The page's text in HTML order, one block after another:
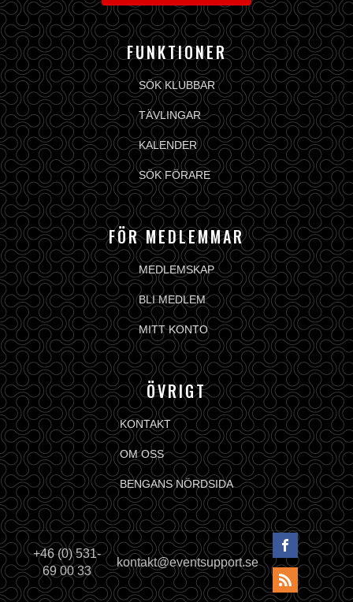
FUNKTIONER
SÖK KLUBBAR
TÄVLINGAR
KALENDER
SÖK FÖRARE
FÖR MEDLEMMAR
MEDLEMSKAP
BLI MEDLEM
MITT KONTO
ÖVRIGT
KONTAKT
OM OSS
BENGANS NÖRDSIDA
+46 (0) 531-
69 00 33
kontakt@eventsupport.se